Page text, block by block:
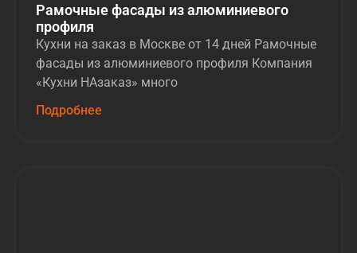
Рамочные фасады из алюминиевого
профиля
Кухни на заказ в Москве от 14 дней Рамочные
фасады из алюминиевого профиля Компания
«Кухни НАзаказ» много
Подробнее